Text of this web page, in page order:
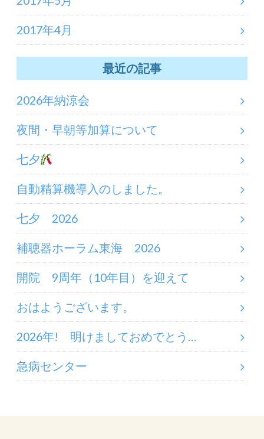
2017年4月
最近の記事
2026年納涼会
夜間・早朝等加算について
七夕
自動精算機導入のしました。
七夕 2026
補聴器ホーラム東海 2026
開院 9周年（10年目）を迎えて
おはようございます。
2026年! 明けましておめでとう…
急病センター